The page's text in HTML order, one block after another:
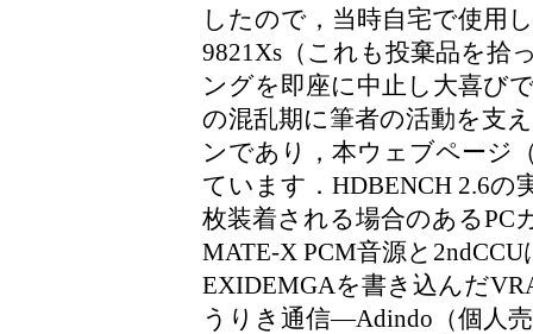
したので，当時自宅で使用
9821Xs（これも投棄品を拾
ングを即座に中止し大喜び
の混乱期に筆者の活動を支
ンであり，本ウェブページ
ています．HDBENCH 2.6
枚装着される場合のあるPC
MATE-X PCM音源と
EXIDEMGAを書き込んだ
うりき通信―Adindo（個人